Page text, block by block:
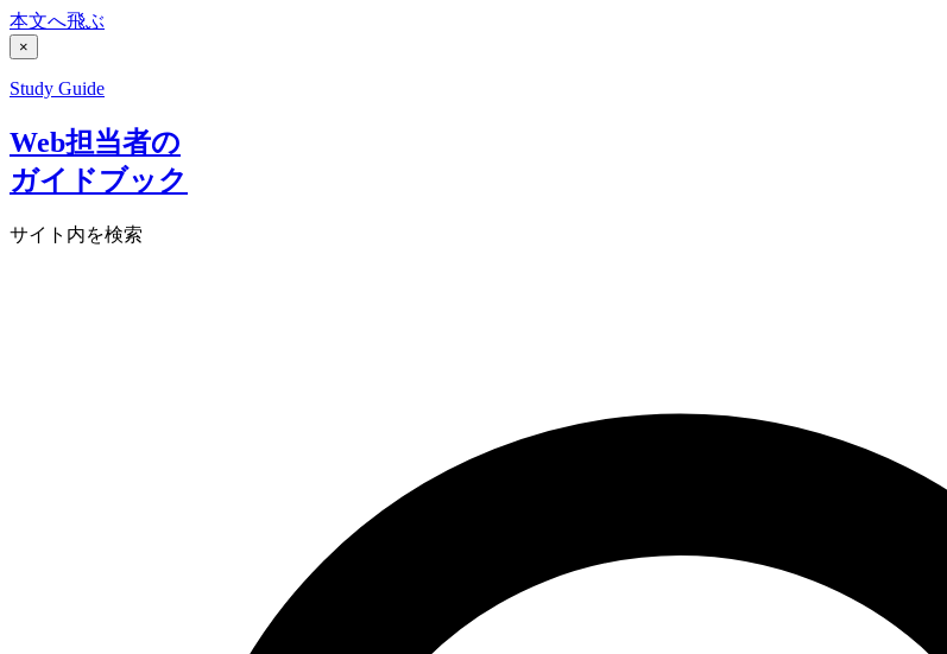
本文へ飛ぶ
×
Study Guide
Web担当者の
ガイドブック
サイト内を検索